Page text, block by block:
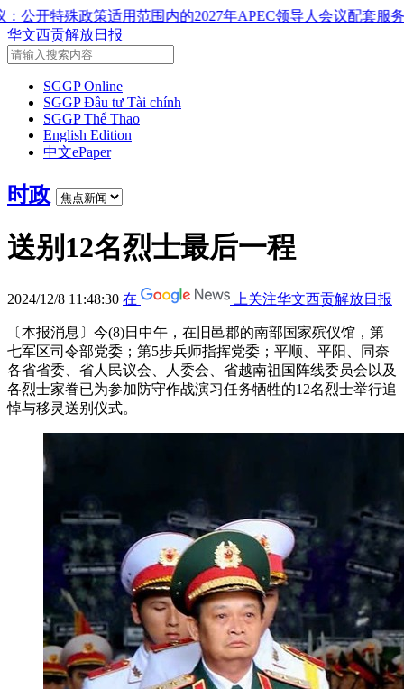
会议配套服务项目工程认定标准越南第十六届国会第一次非
华文西贡解放日报
SGGP Online
SGGP Đầu tư Tài chính
SGGP Thể Thao
English Edition
中文ePaper
时政
送别12名烈士最后一程
2024/12/8 11:48:30 在 上关注华文西贡解放日报
〔本报消息〕今(8)日中午，在旧邑郡的南部国家殡仪馆，第
七军区司令部党委；第5步兵师指挥党委；平顺、平阳、同奈
各省省委、省人民议会、人委会、省越南祖国阵线委员会以及
各烈士家眷已为参加防守作战演习任务牺牲的12名烈士举行追
悼与移灵送别仪式。